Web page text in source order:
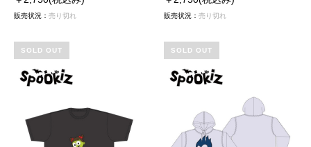
販売状況： 売り切れ 販売状況：売り切れ
SOLD OUT SOLD OUT